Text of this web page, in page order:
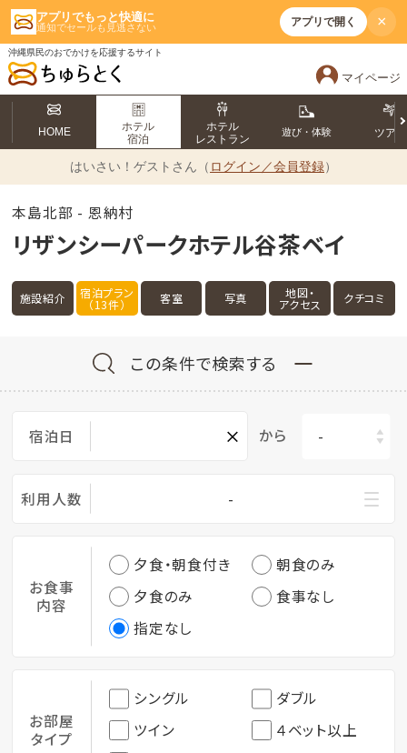
アプリでもっと快適に
通知でセールも見逃さない アプリで開く ×
沖縄県民のおでかけを応援するサイト
マイページ
HOME
ホテル
宿泊
ホテル
レストラン
遊び・体験 ツアー
はいさい！ ゲストさん（ ログイン／会員登録）
本島北部 - 恩納村
リザンシーパークホテル谷茶ベイ
施設紹介 宿泊プラン
（13件） 客室 写真 地図・
アクセス クチコミ
この条件で検索する
宿泊日 × から
利用人数 -
お食事
内容
夕食・朝食付き
朝食のみ
夕食のみ
食事なし
指定なし
お部屋
タイプ
シングル
ダブル
ツイン
４ベット以上